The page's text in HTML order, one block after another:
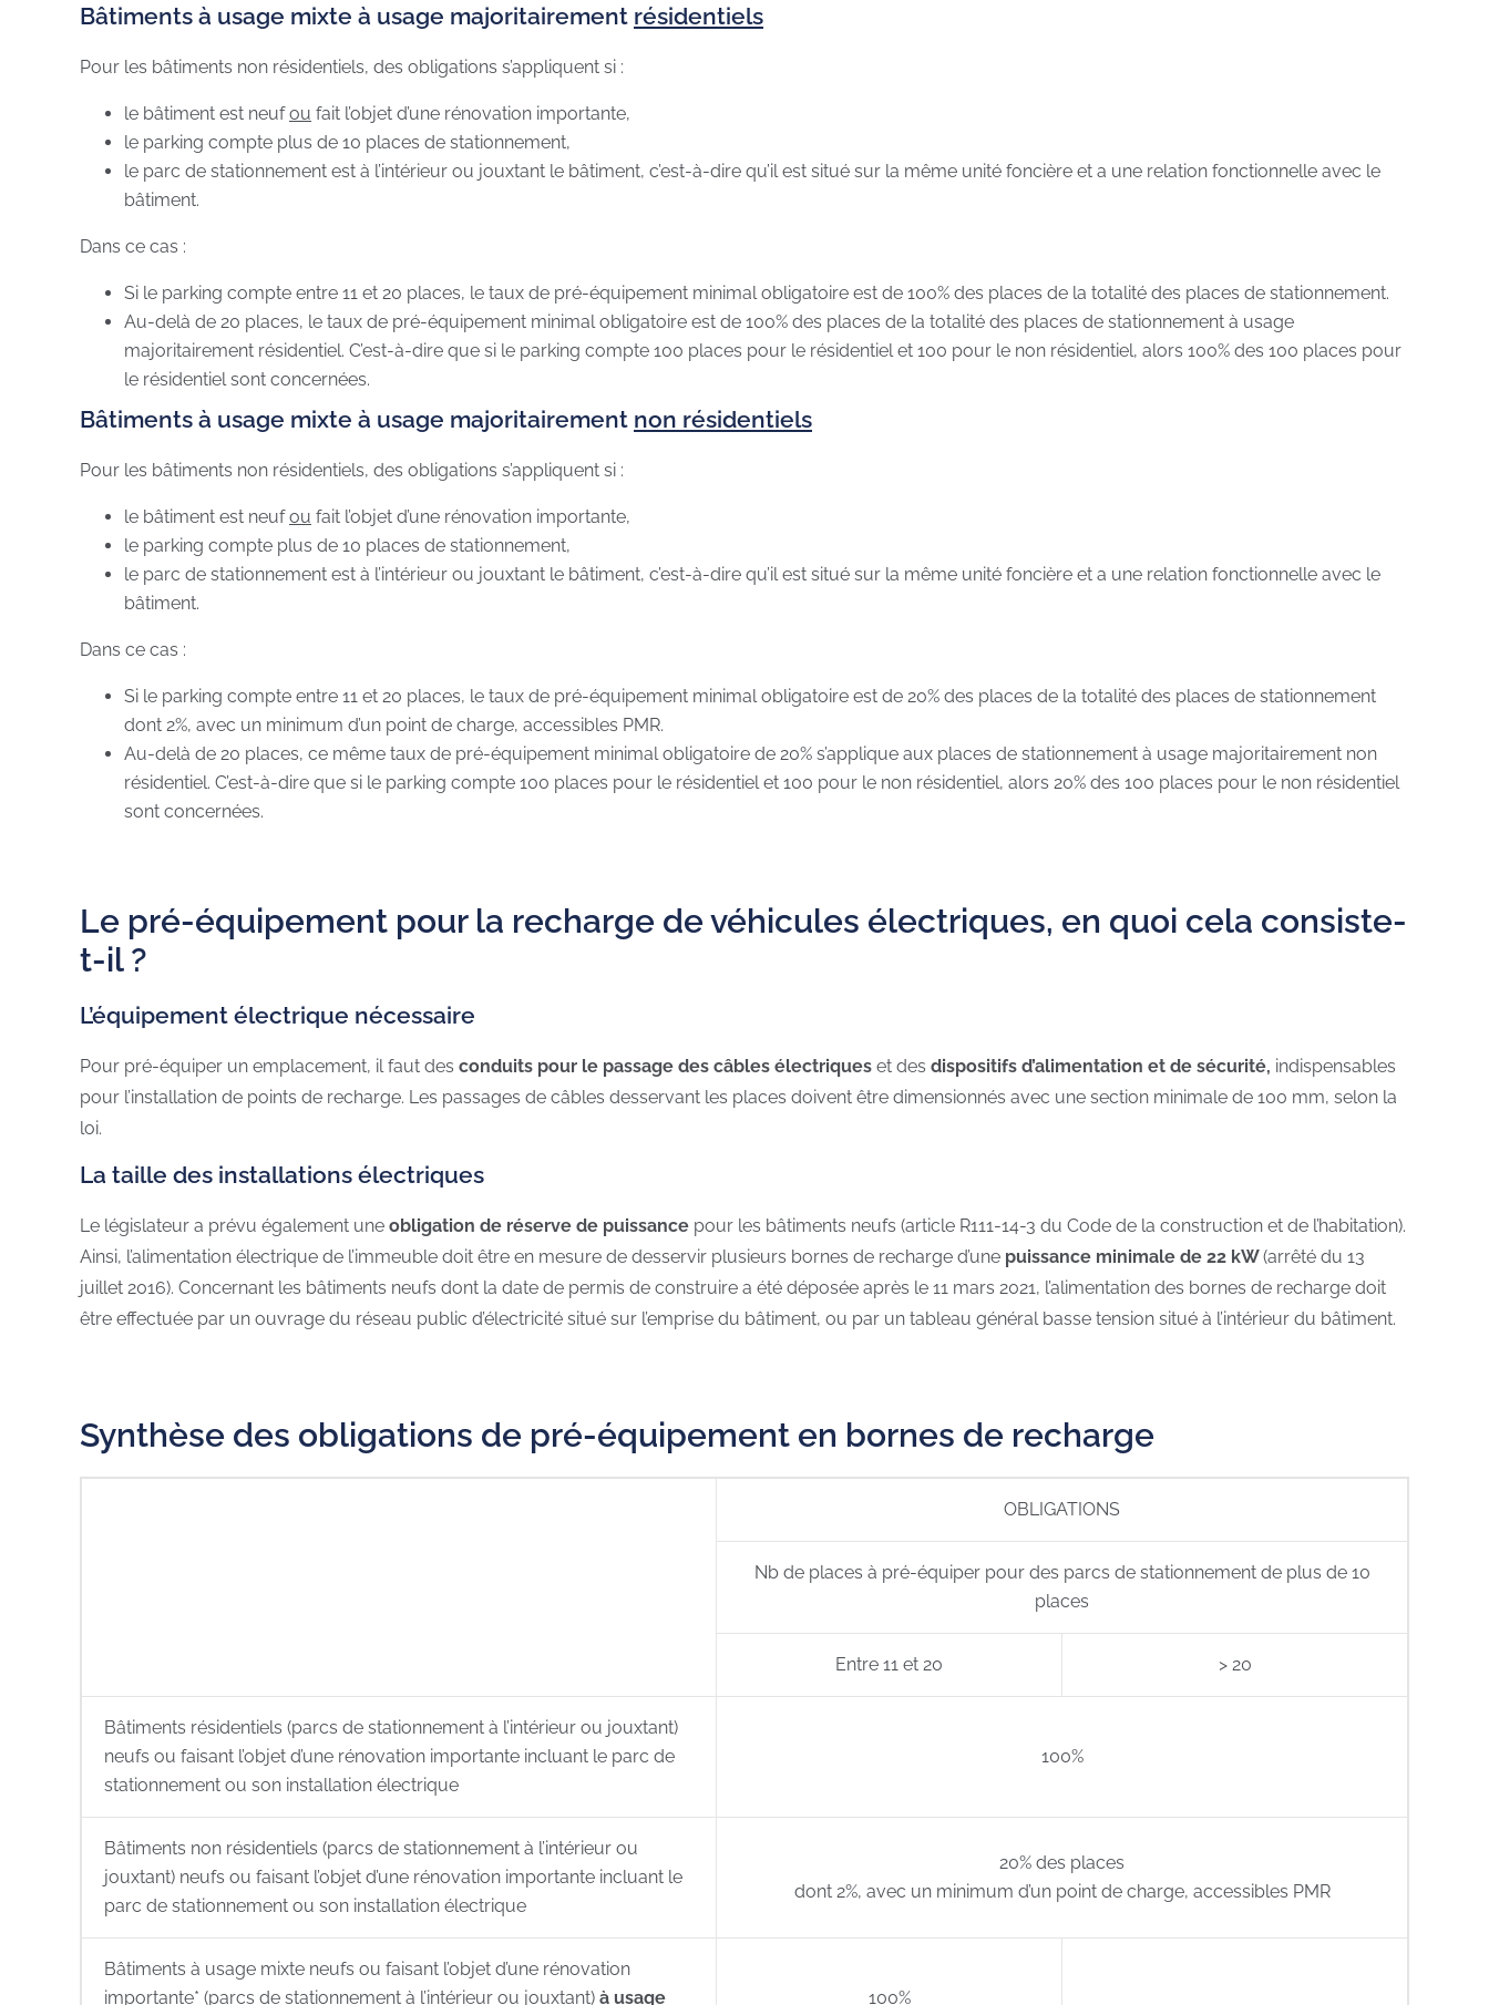
Bâtiments à usage mixte à usage majoritairement résidentiels
Pour les bâtiments non résidentiels, des obligations s’appliquent si :
le bâtiment est neufou fait l’objet d’une rénovation importante,
le parking compte plus de 10 places de stationnement,
le parc de stationnement est à l’intérieur ou jouxtant le bâtiment, c’est-à-dire qu’il est situé sur la même unité foncière et a une relation fonctionnelle avec le
bâtiment.
Dans ce cas :
Si le parking compte entre 11 et 20 places, le taux de pré-équipement minimal obligatoire est de 100% des places de la totalité des places de stationnement.
Au-delà de 20 places, le taux de pré-équipement minimal obligatoire est de 100% des places de la totalité des places de stationnement à usage
majoritairement résidentiel. C’est-à-dire que si le parking compte 100 places pour le résidentiel et 100 pour le non résidentiel, alors 100% des 100 places pour
le résidentiel sont concernées.
Bâtiments à usage mixte à usage majoritairement non résidentiels
Pour les bâtiments non résidentiels, des obligations s’appliquent si :
le bâtiment est neufou fait l’objet d’une rénovation importante,
le parking compte plus de 10 places de stationnement,
le parc de stationnement est à l’intérieur ou jouxtant le bâtiment, c’est-à-dire qu’il est situé sur la même unité foncière et a une relation fonctionnelle avec le
bâtiment.
Dans ce cas :
Si le parking compte entre 11 et 20 places, le taux de pré-équipement minimal obligatoire est de 20% des places de la totalité des places de stationnement
dont 2%, avec un minimum d’un point de charge, accessibles PMR.
Au-delà de 20 places, ce même taux de pré-équipement minimal obligatoire de 20% s’applique aux places de stationnement à usage majoritairement non
résidentiel. C’est-à-dire que si le parking compte 100 places pour le résidentiel et 100 pour le non résidentiel, alors 20% des 100 places pour le non résidentiel
sont concernées.
Le pré-équipement pour la recharge de véhicules électriques, en quoi cela consiste-
t-il ?
L’équipement électrique nécessaire
Pour pré-équiper un emplacement, il faut des conduits pour le passage des câbles électriques et des dispositifs d’alimentation et de sécurité, indispensables
pour l’installation de points de recharge. Les passages de câbles desservant les places doivent être dimensionnés avec une section minimale de 100 mm, selon la
loi.
La taille des installations électriques
Le législateur a prévu également une obligation de réserve de puissance pour les bâtiments neufs (article R111-14-3 du Code de la construction et de l’habitation).
Ainsi, l’alimentation électrique de l’immeuble doit être en mesure de desservir plusieurs bornes de recharge d’une puissance minimale de 22 kW(arrêté du 13
juillet 2016). Concernant les bâtiments neufs dont la date de permis de construire a été déposée après le 11 mars 2021, l’alimentation des bornes de recharge doit
être effectuée par un ouvrage du réseau public d’électricité situé sur l’emprise du bâtiment, ou par un tableau général basse tension situé à l’intérieur du bâtiment.
Synthèse des obligations de pré-équipement en bornes de recharge
OBLIGATIONS
Nb de places à pré-équiper pour des parcs de stationnement de plus de 10
places
Entre 11 et 20 > 20
Bâtiments résidentiels (parcs de stationnement à l’intérieur ou jouxtant)
neufs ou faisant l’objet d’une rénovation importante incluant le parc de
stationnement ou son installation électrique
100%
Bâtiments non résidentiels (parcs de stationnement à l’intérieur ou
jouxtant) neufs ou faisant l’objet d’une rénovation importante incluant le
parc de stationnement ou son installation électrique
20% des places
dont 2%, avec un minimum d’un point de charge, accessibles PMR
Bâtiments à usage mixte neufs ou faisant l’objet d’une rénovation
importante* (parcs de stationnement à l’intérieur ou jouxtant) à usage 100%